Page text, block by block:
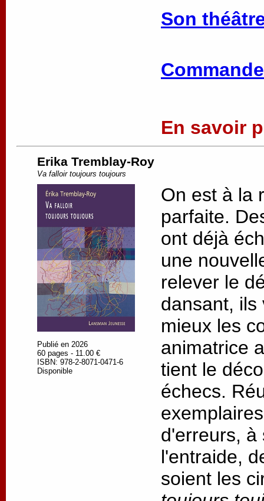
Son
En savoir
Erika Tremblay-Roy
Va falloir toujours toujours
Publié en 2026
60 pages - 11.00 €
ISBN: 978-2-8071-0471-6
Disponible
On est à la
parfaite.
ont déjà
une
relever le
dansant, ils
mieux les
animatrice
tient le
échecs.
d'erreurs, à
l'entraide,
soient les